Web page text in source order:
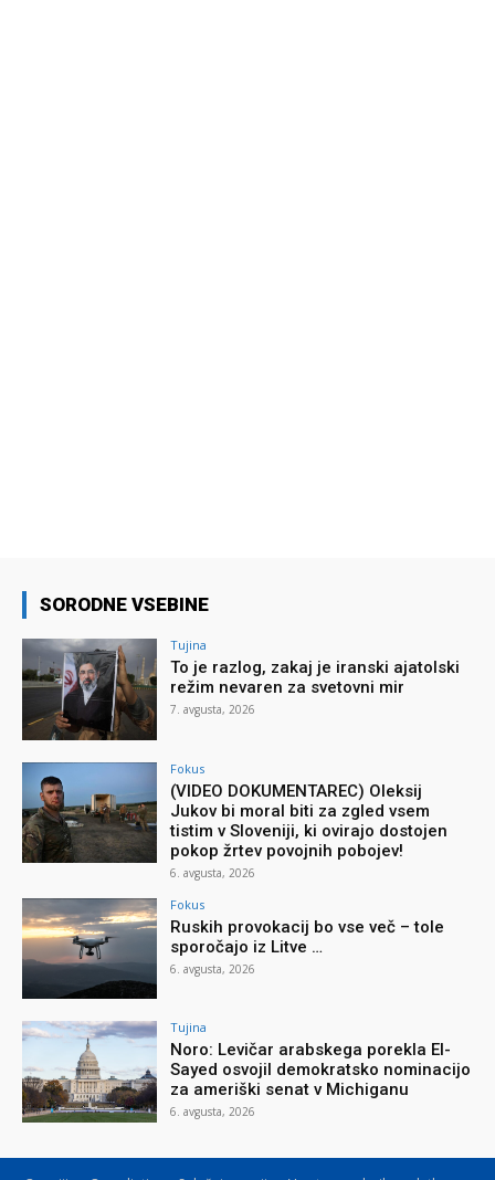
SORODNE VSEBINE
Tujina
To je razlog, zakaj je iranski ajatolski
režim nevaren za svetovni mir
7. avgusta, 2026
Fokus
(VIDEO DOKUMENTAREC) Oleksij
Jukov bi moral biti za zgled vsem
tistim v Sloveniji, ki ovirajo dostojen
pokop žrtev povojnih pobojev!
6. avgusta, 2026
Fokus
Ruskih provokacij bo vse več – tole
sporočajo iz Litve …
6. avgusta, 2026
Tujina
Noro: Levičar arabskega porekla El-
Sayed osvojil demokratsko nominacijo
za ameriški senat v Michiganu
6. avgusta, 2026